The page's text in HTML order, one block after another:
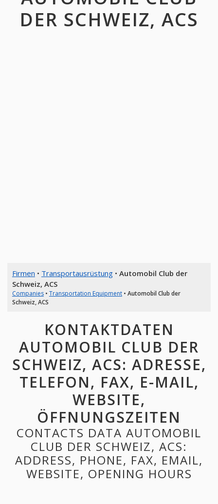
DER SCHWEIZ, ACS
Firmen • Transportausrüstung• Automobil Club der
Schweiz, ACS
Companies• Transportation Equipment• Automobil Club der
Schweiz, ACS
KONTAKTDATEN
AUTOMOBIL CLUB DER
SCHWEIZ, ACS: ADRESSE,
TELEFON, FAX, E-MAIL,
WEBSITE,
ÖFFNUNGSZEITEN
CONTACTS DATA AUTOMOBIL
CLUB DER SCHWEIZ, ACS:
ADDRESS, PHONE, FAX, EMAIL,
WEBSITE, OPENING HOURS